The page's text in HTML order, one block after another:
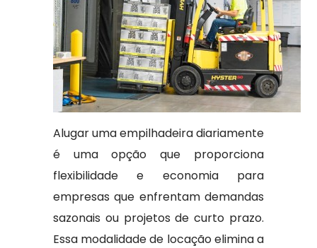
Alugar uma empilhadeira diariamente
é uma opção que proporciona
flexibilidade e economia para
empresas que enfrentam demandas
sazonais ou projetos de curto prazo.
Essa modalidade de locação elimina a